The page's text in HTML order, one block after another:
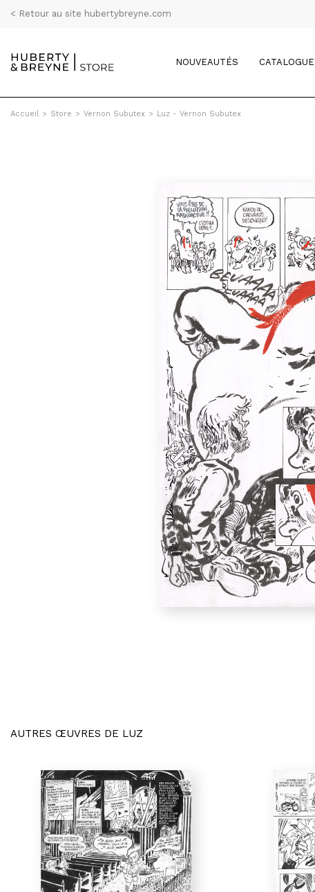
< Retour au site hubertybreyne.com
NOUVEAUTÉS CATALOGUE
Accueil > Store > Vernon Subutex > Luz - Vernon Subutex
AUTRES ŒUVRES DE LUZ